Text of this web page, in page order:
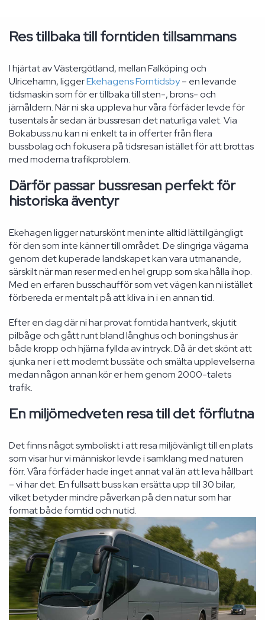
Res tillbaka till forntiden tillsammans
I hjärtat av Västergötland, mellan Falköping och
Ulricehamn, liggerEkehagens Forntidsby– en levande
tidsmaskin som för er tillbaka till sten-, brons- och
järnåldern. När ni ska uppleva hur våra förfäder levde för
tusentals år sedan är bussresan det naturliga valet. Via
Bokabuss.nu kan ni enkelt ta in offerter från flera
bussbolag och fokusera på tidsresan istället för att brottas
med moderna trafikproblem.
Därför passar bussresan perfekt för
historiska äventyr
Ekehagen ligger naturskönt men inte alltid lättillgängligt
för den som inte känner till området. De slingriga vägarna
genom det kuperade landskapet kan vara utmanande,
särskilt när man reser med en hel grupp som ska hålla ihop.
Med en erfaren busschaufför som vet vägen kan ni istället
förbereda er mentalt på att kliva in i en annan tid.
Efter en dag där ni har provat forntida hantverk, skjutit
pilbåge och gått runt bland långhus och boningshus är
både kropp och hjärna fyllda av intryck. Då är det skönt att
sjunka ner i ett modernt bussäte och smälta upplevelserna
medan någon annan kör er hem genom 2000-talets
trafik.
En miljömedveten resa till det förflutna
Det finns något symboliskt i att resa miljövänligt till en plats
som visar hur vi människor levde i samklang med naturen
förr. Våra förfäder hade inget annat val än att leva hållbart
– vi har det. En fullsatt buss kan ersätta upp till 30 bilar,
vilket betyder mindre påverkan på den natur som har
format både forntid och nutid.